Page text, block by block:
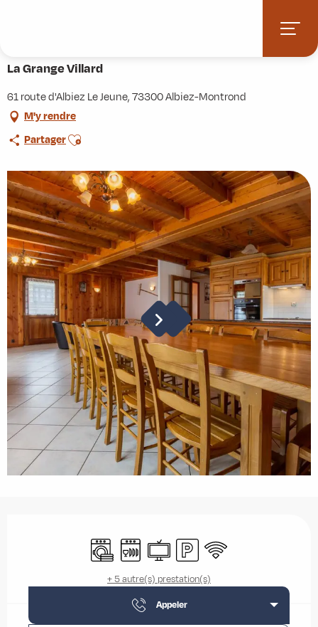
La Grange Villard
61 route d'Albiez Le Jeune, 73300 Albiez-Montrond
M'y rendre
PartagerAjouter aux favoris
Lave lingeLave vaisselle
TélévisionParkingWiFi
+ 5 autre(s) prestation(s)
Appeler